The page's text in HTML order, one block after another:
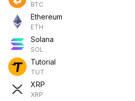
BTC
Ethereum
ETH
Solana
SOL
Tutorial
TUT
XRP
XRP